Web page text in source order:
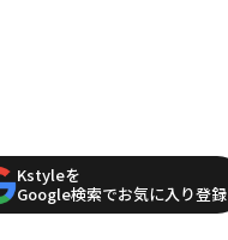
Kstyleを
Google検索でお気に入り登録